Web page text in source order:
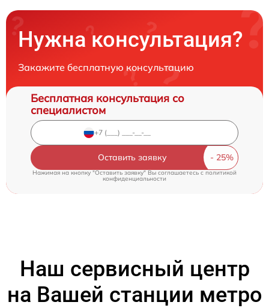
Нужна консультация?
Закажите бесплатную консультацию
Бесплатная консультация со
специалистом
Оставить заявку
Нажимая на кнопку "Оставить заявку" Вы соглашаетесь cполитикой
конфиденциальности
Наш сервисный центр
на Вашей станции метро